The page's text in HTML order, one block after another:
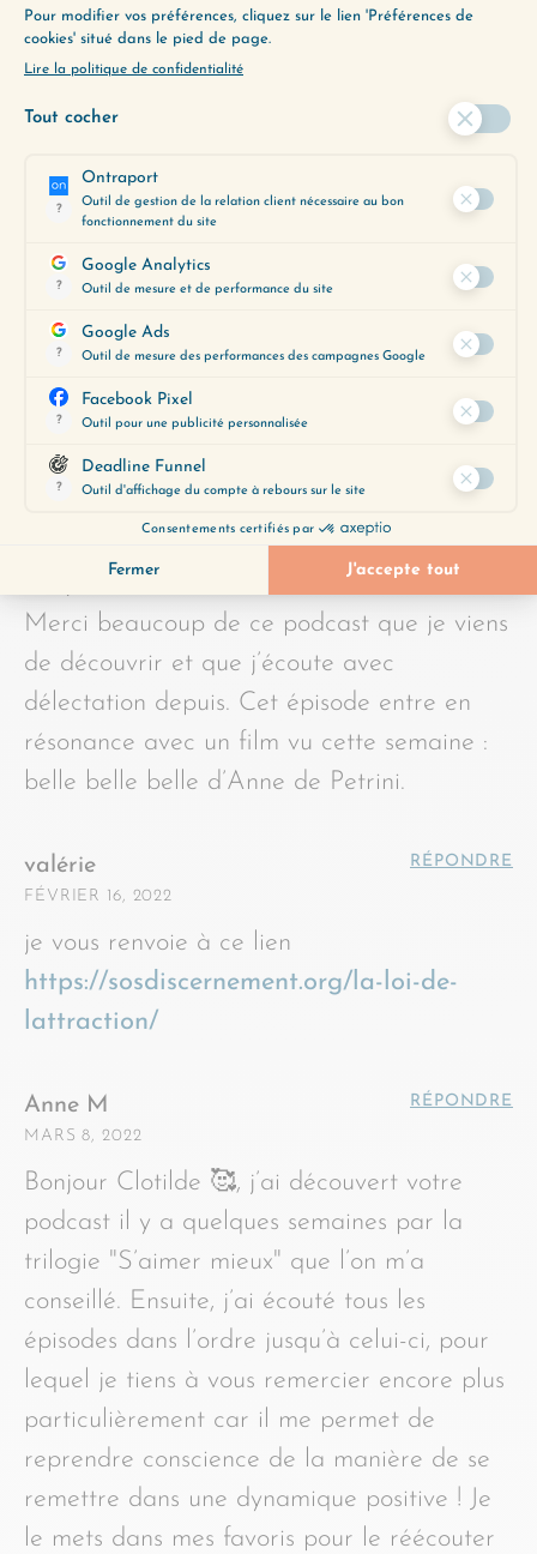
Nom*
navigateur pour mon prochain commentaire.
AOÛT 26, 2021
Merci beaucoup de ce podcast que je viens
de découvrir et que j’écoute avec
délectation depuis. Cet épisode entre en
résonance avec un film vu cette semaine :
belle belle belle d’Anne de Petrini.
valérie
FÉVRIER 16, 2022
RÉPONDRE
je vous renvoie à ce lien
https://sosdiscernement.org/la-loi-de-
lattraction/
Anne M
MARS 8, 2022
RÉPONDRE
Bonjour Clotilde 🥰, j’ai découvert votre
podcast il y a quelques semaines par la
trilogie "S’aimer mieux" que l’on m’a
conseillé. Ensuite, j’ai écouté tous les
épisodes dans l’ordre jusqu’à celui-ci, pour
lequel je tiens à vous remercier encore plus
particulièrement car il me permet de
reprendre conscience de la manière de se
remettre dans une dynamique positive ! Je
le mets dans mes favoris pour le réécouter